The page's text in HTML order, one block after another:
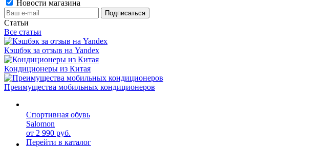
Новости магазина
Статьи
Все статьи
Кэшбэк за отзыв на Yandex
Кондиционеры из Китая
Преимущества мобильных кондиционеров
Спортивная обувь
Salomon
от 2 990 руб.
Перейти в каталог